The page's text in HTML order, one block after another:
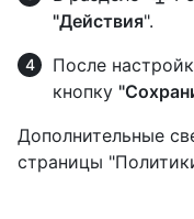
"Действия".
После
кнопку
Дополнительные
страницы